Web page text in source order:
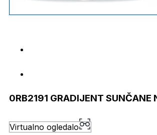
0RB2191 GRADIJENT SUNČANE
Virtualno ogledalo